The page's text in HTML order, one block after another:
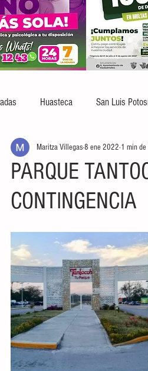
Huasteca San Luis
PARQUE
CONTINGENCIA
Maritza Villegas8 ene 2022 1 min